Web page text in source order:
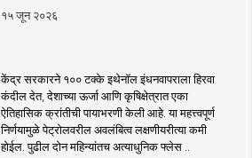
१५ जून २०२६
केंद्र सरकारने १०० टक्के इथेनॉल इंधनवापराला हिरवा
कंदील देत, देशाच्या ऊर्जा आणि कृषिक्षेत्रात एका
ऐतिहासिक क्रांतीची पायाभरणी केली आहे. या महत्त्वपूर्ण
निर्णयामुळे पेट्रोलवरील अवलंबित्व लक्षणीयरीत्या कमी
होईल. पुढील दोन महिन्यांतच अत्याधुनिक फ्लेस ..